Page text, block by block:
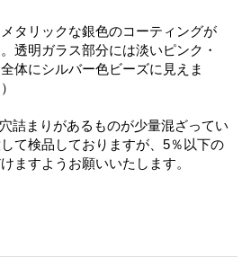
タリックな銀色のコーティングが
透明ガラス部分には淡いピンク・
体にシルバー色ビーズに見えま
詰まりがあるものが少量混ざってい
て検品しておりますが、5％以下の
ますようお願いいたします。